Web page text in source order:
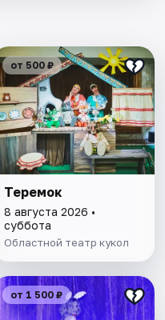
от 500 ₽
Теремок
8 августа 2026 •
суббота
Областной театр кукол
от 1 500 ₽